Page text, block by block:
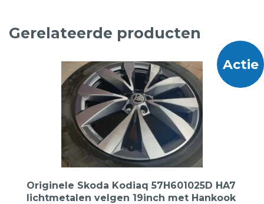
Gerelateerde producten
Actie
Originele Skoda Kodiaq 57H601025D HA7
lichtmetalen velgen 19inch met Hankook